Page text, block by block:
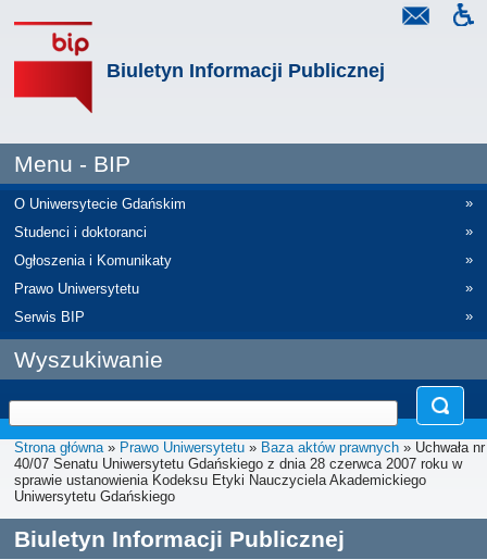
Biuletyn Informacji Publicznej
Menu - BIP
O Uniwersytecie Gdańskim
»
Studenci i doktoranci
»
Ogłoszenia i Komunikaty
»
Prawo Uniwersytetu
»
Serwis BIP
»
Wyszukiwanie
Strona główna» Prawo Uniwersytetu » Baza aktów prawnych » Uchwała nr
40/07 Senatu Uniwersytetu Gdańskiego z dnia 28 czerwca 2007 roku w
sprawie ustanowienia Kodeksu Etyki Nauczyciela Akademickiego
Uniwersytetu Gdańskiego
Biuletyn Informacji Publicznej